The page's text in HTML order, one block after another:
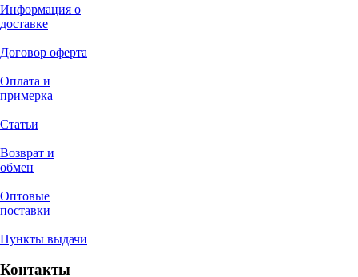
Информация о
доставке
Договор оферта
Оплата и
примерка
Статьи
Возврат и
обмен
Оптовые
поставки
Пункты выдачи
Контакты